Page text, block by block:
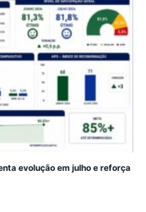
evolução em julho e reforça